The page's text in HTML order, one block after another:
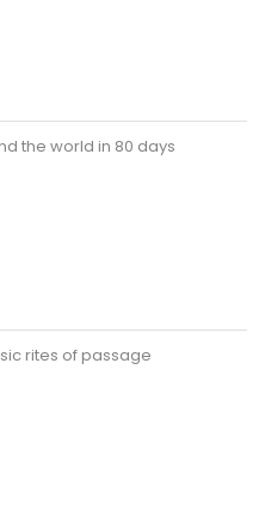
the world in 80 days
rites of passage